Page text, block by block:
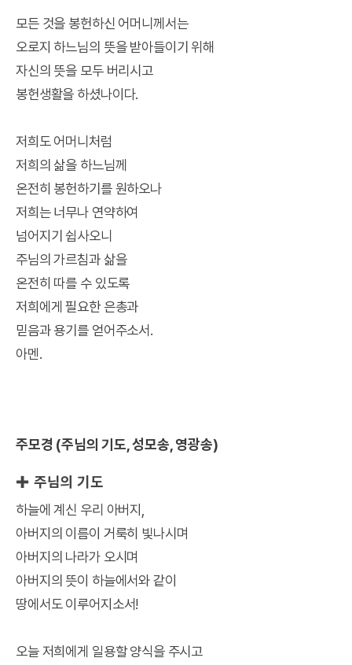
모든 것을 봉헌하신 어머니께서는
오로지 하느님의 뜻을 받아들이기 위해
자신의 뜻을 모두 버리시고
봉헌생활을 하셨나이다.
저희도 어머니처럼
저희의 삶을 하느님께
온전히 봉헌하기를 원하오나
저희는 너무나 연약하여
넘어지기 쉽사오니
주님의 가르침과 삶을
온전히 따를 수 있도록
저희에게 필요한 은총과
믿음과 용기를 얻어주소서.
아멘.
주모경 (주님의 기도, 성모송, 영광송)
✚ 주님의 기도
하늘에 계신 우리 아버지,
아버지의 이름이 거룩히 빛나시며
아버지의 나라가 오시며
아버지의 뜻이 하늘에서와 같이
땅에서도 이루어지소서!
오늘 저희에게 일용할 양식을 주시고